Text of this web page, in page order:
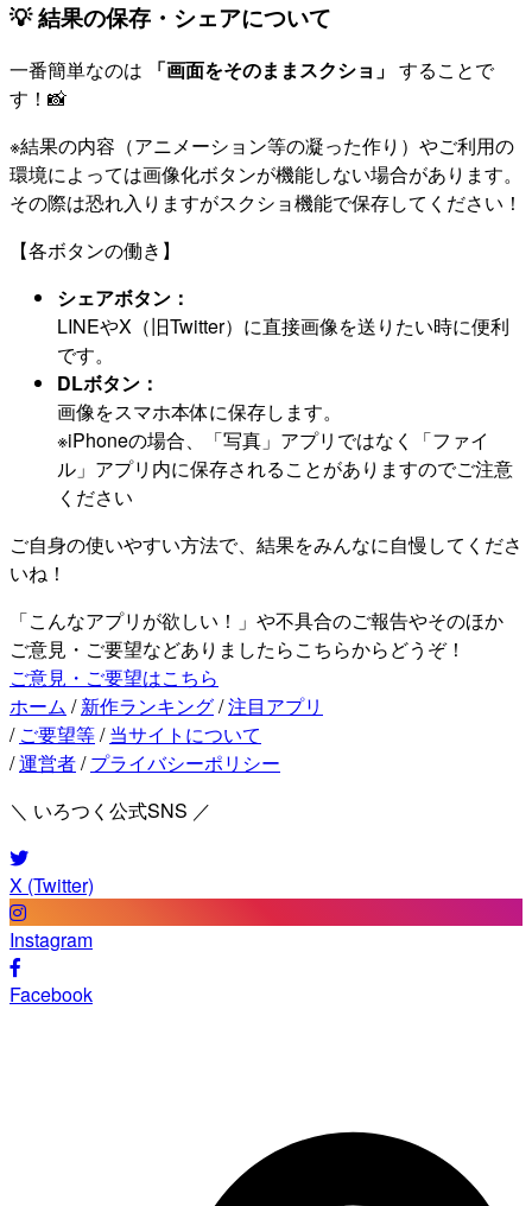
💡 結果の保存・シェアについて
一番簡単なのは 「画面をそのままスクショ」 することで
す！📸
※結果の内容（アニメーション等の凝った作り）やご利用の
環境によっては画像化ボタンが機能しない場合があります。
その際は恐れ入りますがスクショ機能で保存してください！
【各ボタンの働き】
シェアボタン：
LINEやX（旧Twitter）に直接画像を送りたい時に便利
です。
DLボタン：
画像をスマホ本体に保存します。
※iPhoneの場合、「写真」アプリではなく「ファイ
ル」アプリ内に保存されることがありますのでご注意
ください
ご自身の使いやすい方法で、結果をみんなに自慢してくださ
いね！
「こんなアプリが欲しい！」や不具合のご報告やそのほか
ご意見・ご要望などありましたらこちらからどうぞ！
ご意見・ご要望はこちら
ホーム / 新作ランキング/注目アプリ
/ ご要望等/ 当サイトについて
/運営者/ プライバシーポリシー
＼ いろつく公式SNS ／
X (Twitter)
Instagram
Facebook